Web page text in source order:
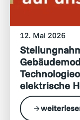
12. Mai 2026
elektrische